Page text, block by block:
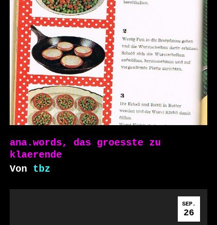
ana.words, das groesste zu
klaerende
Von tbz
SEP.
26